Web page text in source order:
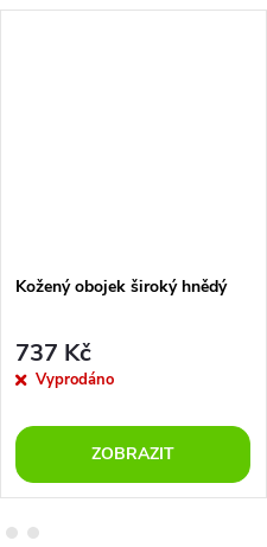
Kožený obojek široký hnědý
737 Kč
Vyprodáno
ZOBRAZIT